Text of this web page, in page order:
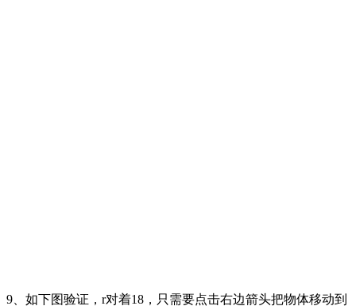
9、如下图验证，r对着18，只需要点击右边箭头把物体移动到